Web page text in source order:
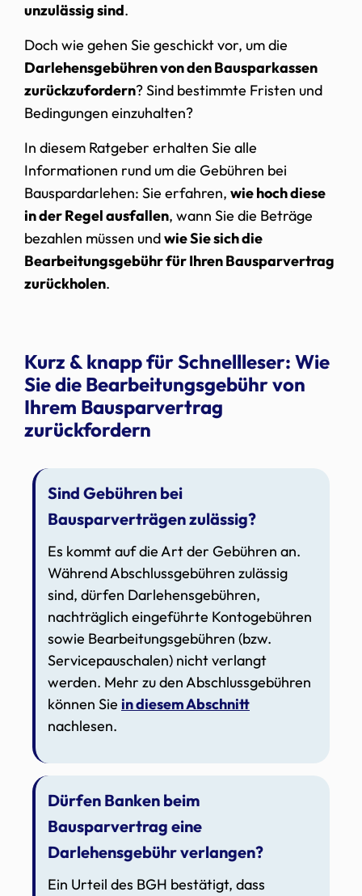
unzulässig sind.
Doch wie gehen Sie geschickt vor, um die
Darlehensgebühren von den Bausparkassen
zurückzufordern? Sind bestimmte Fristen und
Bedingungen einzuhalten?
In diesem Ratgeber erhalten Sie alle
Informationen rund um die Gebühren bei
Bauspardarlehen: Sie erfahren, wie hoch diese
in der Regel ausfallen, wann Sie die Beträge
bezahlen müssen undwie Sie sich die
Bearbeitungsgebühr für Ihren Bausparvertrag
zurückholen.
Kurz & knapp für Schnellleser: Wie
Sie die Bearbeitungsgebühr von
Ihrem Bausparvertrag
zurückfordern
Sind Gebühren bei
Bausparverträgen zulässig?
Es kommt auf die Art der Gebühren an.
Während Abschlussgebühren zulässig
sind, dürfen Darlehensgebühren,
nachträglich eingeführte Kontogebühren
sowie Bearbeitungsgebühren (bzw.
Servicepauschalen) nicht verlangt
werden. Mehr zu den Abschlussgebühren
können Sie in diesem Abschnitt
nachlesen.
Dürfen Banken beim
Bausparvertrag eine
Darlehensgebühr verlangen?
Ein Urteil des BGH bestätigt, dass